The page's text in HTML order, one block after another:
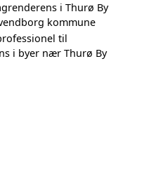
i Thurø By
kommune
til
i byer nær Thurø By